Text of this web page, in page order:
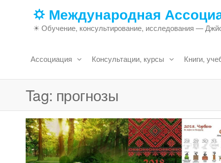
🌣 Международная
☀ Обучение, консультирование, исследования —
Ассоциация Консультации, курсы Книги,
Tag: прогнозы